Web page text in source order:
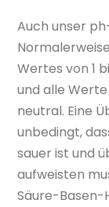
Auch unser
Wertes von 1
und alle
neutral. Eine
unbedingt,
sauer ist und
aufweisten
Säure-Basen-